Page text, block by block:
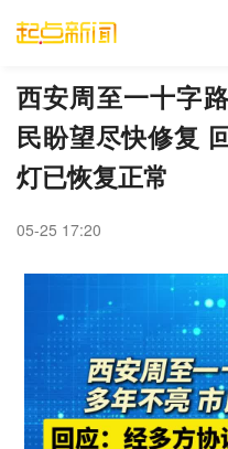
西安周至一十字
民盼望尽快修复
灯已恢复正常
05-25 17:20